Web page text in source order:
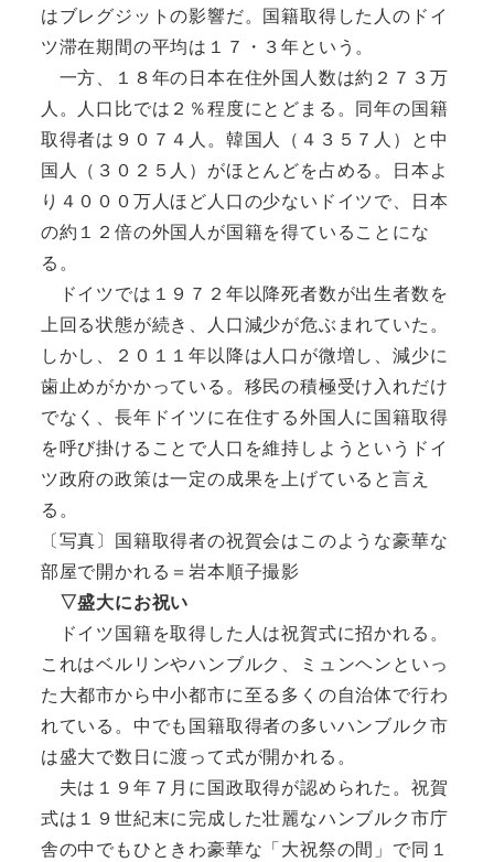
はブレグジットの影響だ。国籍取得した人のドイ
ツ滞在期間の平均は１７・３年という。
一方、１８年の日本在住外国人数は約２７３万
人。人口比では２％程度にとどまる。同年の国籍
取得者は９０７４人。韓国人（４３５７人）と中
国人（３０２５人）がほとんどを占める。日本よ
り４０００万人ほど人口の少ないドイツで、日本
の約１２倍の外国人が国籍を得ていることにな
る。
ドイツでは１９７２年以降死者数が出生者数を
上回る状態が続き、人口減少が危ぶまれていた。
しかし、２０１１年以降は人口が微増し、減少に
歯止めがかかっている。移民の積極受け入れだけ
でなく、長年ドイツに在住する外国人に国籍取得
を呼び掛けることで人口を維持しようというドイ
ツ政府の政策は一定の成果を上げていると言え
る。
〔写真〕国籍取得者の祝賀会はこのような豪華な
部屋で開かれる＝岩本順子撮影
▽盛大にお祝い
ドイツ国籍を取得した人は祝賀式に招かれる。
これはベルリンやハンブルク、ミュンヘンといっ
た大都市から中小都市に至る多くの自治体で行わ
れている。中でも国籍取得者の多いハンブルク市
は盛大で数日に渡って式が開かれる。
夫は１９年７月に国政取得が認められた。祝賀
式は１９世紀末に完成した壮麗なハンブルク市庁
舎の中でもひときわ豪華な「大祝祭の間」で同１